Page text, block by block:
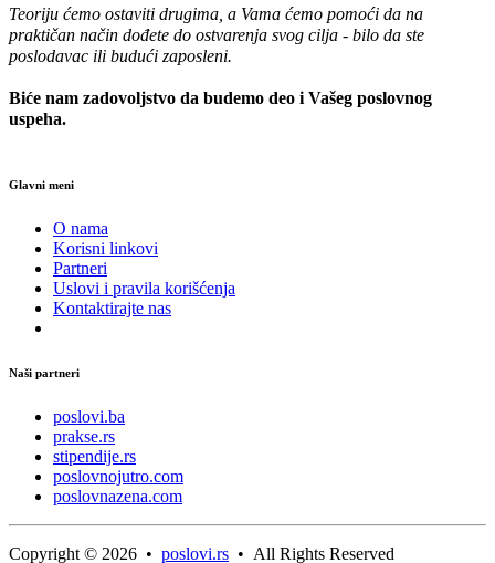
Teoriju ćemo ostaviti drugima, a Vama ćemo pomoći da na
praktičan način dođete do ostvarenja svog cilja - bilo da ste
poslodavac ili budući zaposleni.
Biće nam zadovoljstvo da budemo deo i Vašeg poslovnog
uspeha.
Glavni meni
O nama
Korisni linkovi
Partneri
Uslovi i pravila korišćenja
Kontaktirajte nas
Naši partneri
poslovi.ba
prakse.rs
stipendije.rs
poslovnojutro.com
poslovnazena.com
Copyright © 2026 • poslovi.rs • All Rights Reserved